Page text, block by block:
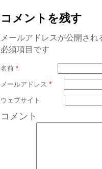
コメントを残す
メールアドレスが公開さ
必須項目です
名前 *
メールアドレス *
ウェブサイト
コメント